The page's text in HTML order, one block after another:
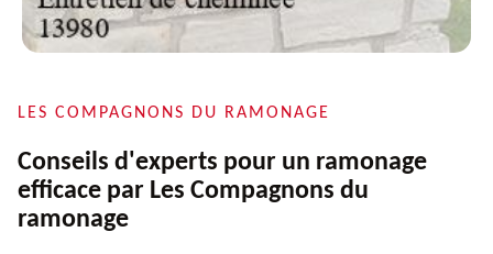
LES COMPAGNONS DU RAMONAGE
Conseils d'experts pour un ramonage
efficace par Les Compagnons du
ramonage